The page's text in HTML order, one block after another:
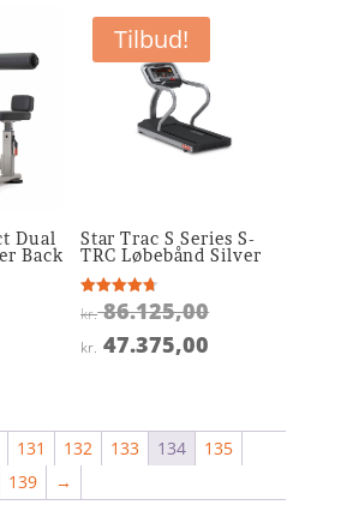
kr.
kr.
Dual
Back
44.875,00.
19.995,00.
Tilbud!
Star Trac S Series S-
TRC Løbebånd Silver
Vurderet
4.7
ud af 5
kr.86.125,00Den
kr.
kr. 47.375,00
er:
kr.
131 132 133 134
135
139 →